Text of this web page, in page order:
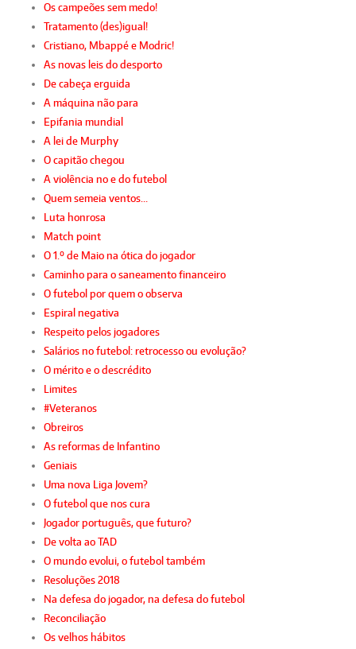
Os campeões sem medo!
Tratamento (des)igual!
Cristiano, Mbappé e Modric!
As novas leis do desporto
De cabeça erguida
A máquina não para
Epifania mundial
A lei de Murphy
O capitão chegou
A violência no e do futebol
Quem semeia ventos…
Luta honrosa
Match point
O 1.º de Maio na ótica do jogador
Caminho para o saneamento financeiro
O futebol por quem o observa
Espiral negativa
Respeito pelos jogadores
Salários no futebol: retrocesso ou evolução?
O mérito e o descrédito
Limites
#Veteranos
Obreiros
As reformas de Infantino
Geniais
Uma nova Liga Jovem?
O futebol que nos cura
Jogador português, que futuro?
De volta ao TAD
O mundo evolui, o futebol também
Resoluções 2018
Na defesa do jogador, na defesa do futebol
Reconciliação
Os velhos hábitos